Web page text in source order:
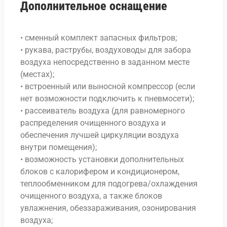
Дополнительное оснащение
• сменный комплект запасных фильтров;
• рукава, раструбы, воздуховоды для забора
воздуха непосредственно в заданном месте
(местах);
• встроенный или выносной компрессор (если
нет возможности подключить к пневмосети);
• рассеиватель воздуха (для равномерного
распределения очищенного воздуха и
обеспечения лучшей циркуляции воздуха
внутри помещения);
• возможность установки дополнительных
блоков с калорифером и кондиционером,
теплообменником для подогрева/охлаждения
очищенного воздуха, а также блоков
увлажнения, обеззараживания, озонирования
воздуха;